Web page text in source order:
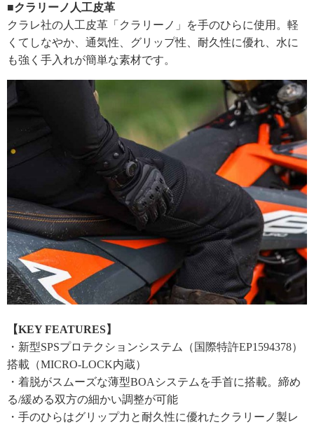
■クラリーノ人工皮革
クラレ社の人工皮革「クラリーノ」を手のひらに使用。軽
くてしなやか、通気性、グリップ性、耐久性に優れ、水に
も強く手入れが簡単な素材です。
【KEY FEATURES】
・新型SPSプロテクションシステム（国際特許EP1594378）
搭載（MICRO-LOCK内蔵）
・着脱がスムーズな薄型BOAシステムを手首に搭載。締め
る/緩める双方の細かい調整が可能
・手のひらはグリップ力と耐久性に優れたクラリーノ製レ